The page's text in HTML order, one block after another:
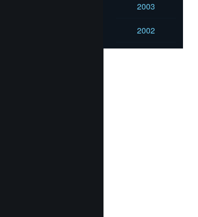
2003
2002